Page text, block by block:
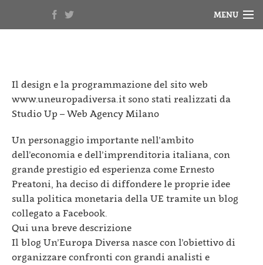
MENU
BIOGRAFIA
RASSEGNA STAMPA
VIDEO
Il design e la programmazione del sito web
www.uneuropadiversa.it sono stati realizzati da
Studio Up – Web Agency Milano
Un personaggio importante nell’ambito
dell’economia e dell’imprenditoria italiana, con
grande prestigio ed esperienza come Ernesto
Preatoni, ha deciso di diffondere le proprie idee
sulla politica monetaria della UE tramite un blog
collegato a Facebook.
Qui una breve descrizione
Il blog Un’Europa Diversa nasce con l’obiettivo di
organizzare confronti con grandi analisti e